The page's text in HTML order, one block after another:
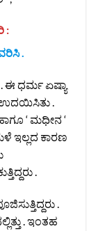
:
.
. ಈ ಧರ್ಮ ಏಷ್ಯಾ
ಉದಯಿಸಿತು .
‘ ಮಧೀನ ‘
ಇಲ್ಲದ ಕಾರಣ
.
.
. ಇಂತಹ